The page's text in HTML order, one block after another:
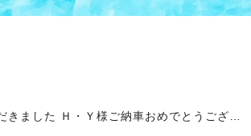
ました Ｈ・Ｙ様ご納車おめでとうござ…